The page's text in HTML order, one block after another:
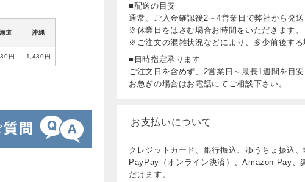
道 沖縄
円 1,430円
■配送の目安
通常、ご入金確認後2～4営業日で弊社から発送
※休業日をはさむ場合お時間をいただきます。
※ご注文の混雑状況などにより、多少前後する
■日時指定承ります
ご注文日を含めず、2営業日～最長1週間を目安
お急ぎの場合はお電話にてご相談下さい。
お支払いについて
クレジットカード、銀行振込、ゆうちょ振込、
PayPay（オンライン決済）、Amazon Pay、
だけます。